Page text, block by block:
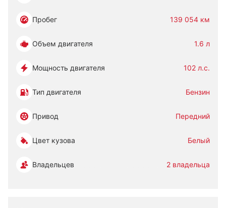
Пробег 139 054 км
Объем двигателя 1.6 л
Мощность двигателя 102 л.с.
Тип двигателя Бензин
Привод Передний
Цвет кузова Белый
Владельцев 2 владельца